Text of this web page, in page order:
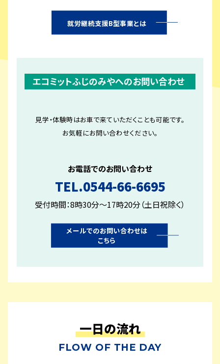
就労継続支援B型事業とは
エコミットふじのみやへのお問い合わせ
見学・体験時はお車で来ていただくことも可能です。
お気軽にお問い合わせください。
お電話でのお問い合わせ
TEL.0544-66-6695
受付時間：8時30分〜17時20分（土日祝除く）
メールでのお問い合わせは
こちら
一日の流れ
FLOW OF THE DAY